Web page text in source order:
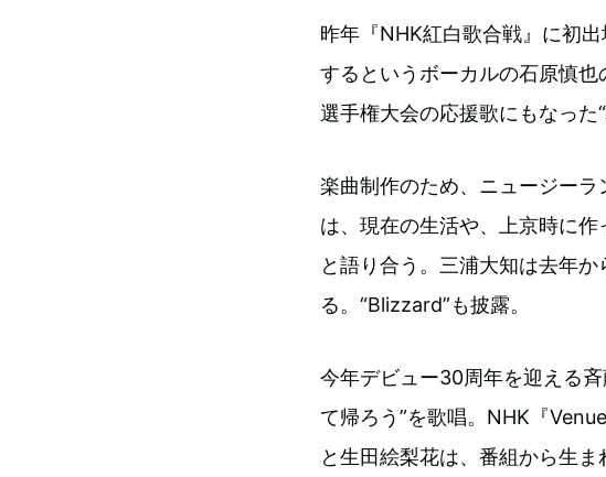
昨年『NHK紅白歌合戦』に初
するというボーカルの石原慎
選手権大会の応援歌にもなった
楽曲制作のため、ニュージー
は、現在の生活や、上京時に
と語り合う。三浦大知は去年
る。“Blizzard”も披露。
今年デビュー30周年を迎える
て帰ろう”を歌唱。NHK『
と生田絵梨花は、番組から生